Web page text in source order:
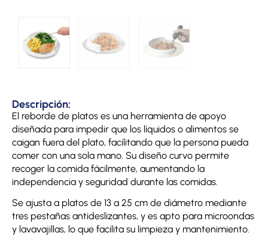
Descripción:
El reborde de platos es una herramienta de apoyo
diseñada para impedir que los líquidos o alimentos se
caigan fuera del plato, facilitando que la persona pueda
comer con una sola mano. Su diseño curvo permite
recoger la comida fácilmente, aumentando la
independencia y seguridad durante las comidas.
Se ajusta a platos de 13 a 25 cm de diámetro mediante
tres pestañas antideslizantes, y es apto para microondas
y lavavajillas, lo que facilita su limpieza y mantenimiento.